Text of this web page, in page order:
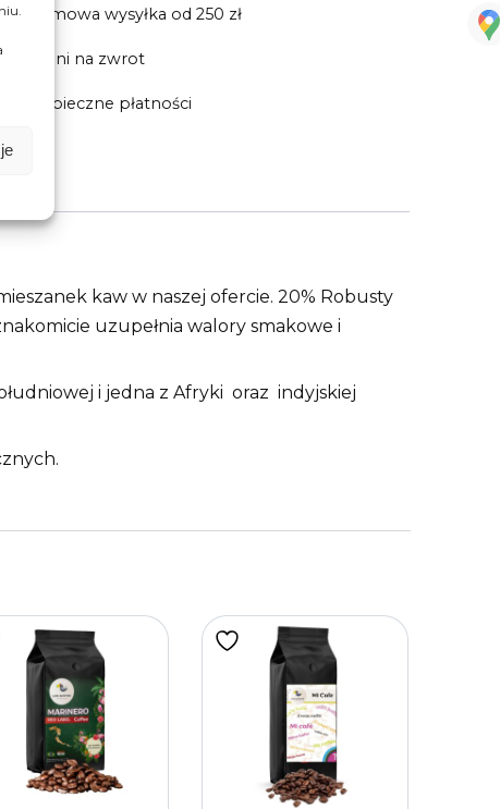
Darmowa wysyłka od 250 zł
30 dni na zwrot
Bezpieczne płatności
kaw w naszej ofercie. 20% Robusty
uzupełnia walory smakowe i
i jedna z Afryki oraz indyjskiej